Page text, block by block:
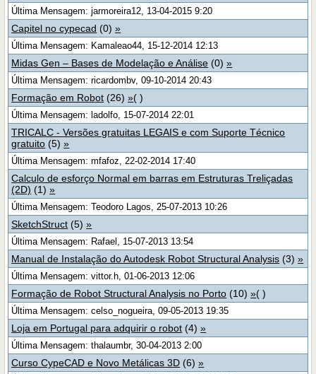
Última Mensagem: jarmoreira12, 13-04-2015 9:20
Capitel no cypecad (0)»
Última Mensagem: Kamaleao44, 15-12-2014 12:13
Midas Gen – Bases de Modelação e Análise (0)»
Última Mensagem: ricardombv, 09-10-2014 20:43
Formação em Robot (26)»( )
Última Mensagem: ladolfo, 15-07-2014 22:01
TRICALC - Versões gratuitas LEGAIS e com Suporte Técnico
gratuito (5)»
Última Mensagem: mfafoz, 22-02-2014 17:40
Calculo de esforço Normal em barras em Estruturas Treliçadas
(2D) (1)»
Última Mensagem: Teodoro Lagos, 25-07-2013 10:26
SketchStruct (5)»
Última Mensagem: Rafael, 15-07-2013 13:54
Manual de Instalação do Autodesk Robot Structural Analysis (3)»
Última Mensagem: vittor.h, 01-06-2013 12:06
Formação de Robot Structural Analysis no Porto (10)»( )
Última Mensagem: celso_nogueira, 09-05-2013 19:35
Loja em Portugal para adquirir o robot (4)»
Última Mensagem: thalaumbr, 30-04-2013 2:00
Curso CypeCAD e Novo Metálicas 3D (6)»